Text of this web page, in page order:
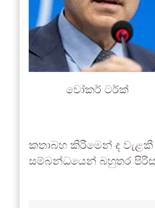
වෝකර් ටර්ක්
කතාබහ කිරීමෙන් ද
සම්බන්ධයෙන් බහුතර